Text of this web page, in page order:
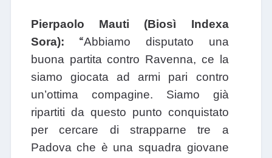
Pierpaolo Mauti (Biosì Indexa
Sora): “Abbiamo disputato una
buona partita contro Ravenna, ce la
siamo giocata ad armi pari contro
un’ottima compagine. Siamo già
ripartiti da questo punto conquistato
per cercare di strapparne tre a
Padova che è una squadra giovane